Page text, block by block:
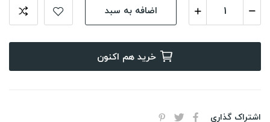
اضافه به سبد
خرید هم اکنون
اشتراک گذاری